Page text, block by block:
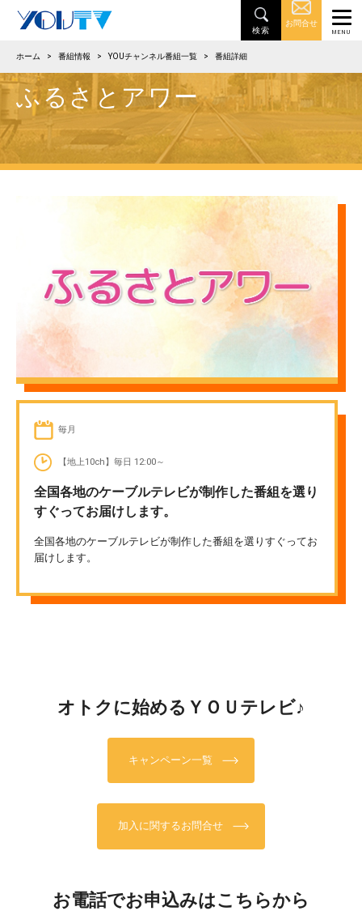
お問合せ
ホーム > 番組情報 > YOUチャンネル番組一覧 > 番組詳細
ふるさとアワー
毎月
【地上10ch】毎日 12:00～
全国各地のケーブルテレビが制作した番組を選り
すぐってお届けします。
全国各地のケーブルテレビが制作した番組を選りすぐってお
届けします。
オトクに始めるＹＯＵテレビ♪
キャンペーン一覧
加入に関するお問合せ
お電話でお申込みはこちらから